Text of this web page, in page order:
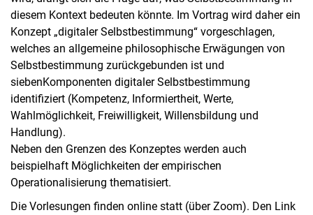
diesem Kontext bedeuten könnte. Im Vortrag wird daher ein
Konzept „digitaler Selbstbestimmung“ vorgeschlagen,
welches an allgemeine philosophische Erwägungen von
Selbstbestimmung zurückgebunden ist und
siebenKomponenten digitaler Selbstbestimmung
identifiziert (Kompetenz, Informiertheit, Werte,
Wahlmöglichkeit, Freiwilligkeit, Willensbildung und
Handlung).
Neben den Grenzen des Konzeptes werden auch
beispielhaft Möglichkeiten der empirischen
Operationalisierung thematisiert.
Die Vorlesungen finden online statt (über Zoom). Den Link